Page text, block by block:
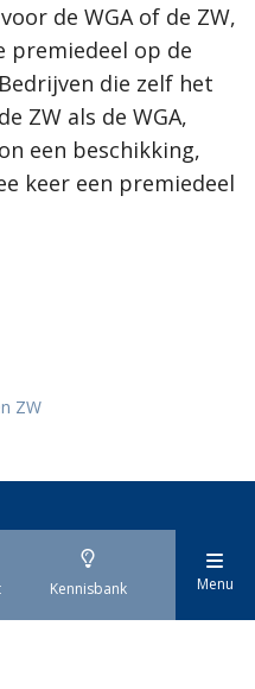
Kennisbank Menu
de WGA of de ZW,
premiedeel op de
die zelf het
ZW als de WGA,
een beschikking,
keer een premiedeel
ZW
Nederlandse